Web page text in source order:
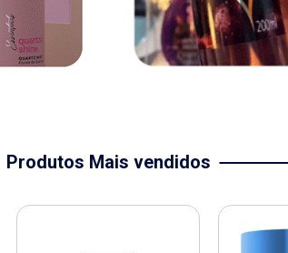
Produtos Mais vendidos